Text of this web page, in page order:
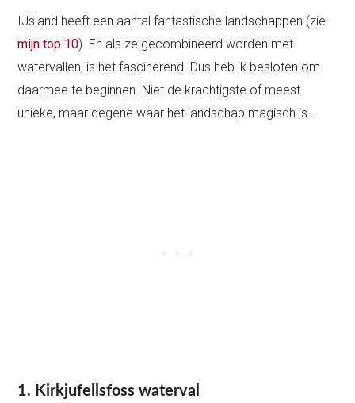
IJsland heeft een aantal fantastische landschappen (zie
mijn top 10). En als ze gecombineerd worden met
watervallen, is het fascinerend. Dus heb ik besloten om
daarmee te beginnen. Niet de krachtigste of meest
unieke, maar degene waar het landschap magisch is…
1. Kirkjufellsfoss waterval